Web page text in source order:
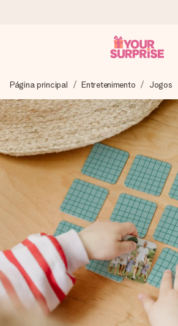
Preparamos o teu presente com toda
enviamos num instante - para que
hora certa, quando mais importa.
4,7 (com base em +15.000
Os nossos presentes inspiram. Os
com 4,7 no Google Reviews.
Cartão com mensagem
Cria algo único em apenas alguns
dela, uma foto ou uma mensagem
coração. Sem complicações, apenas
momento especial.
Página principal Entretenimento Jogos